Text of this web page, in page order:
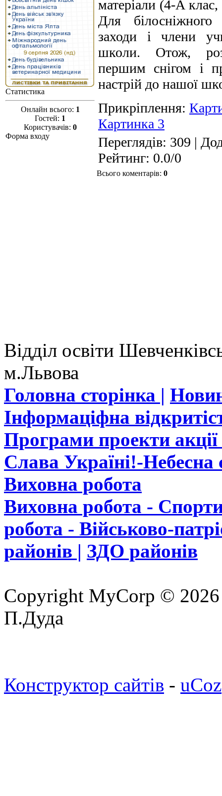
Статистика
Онлайн всього: 1
Гостей: 1
Користувачів: 0
Форма входу
матеріали (4-А
Для білосніжного
заходи і члени
школи. Отож,
першим снігом і
настрій до нашої
Прикріплення:
Картинка 3
Переглядів: 309 |
Рейтинг: 0.0/0
Всього коментарів: 0
Відділ освіти
м.Львова
Головна сторінка |
Інформаціфна
Програми проекти
Слава Україні!-Небесна
Виховна робота
Виховна робота -
робота - Військово-
районів | ЗДО районів
Copyright MyCorp © 2026
П.Дуда
Конструктор сайтів - uCoz